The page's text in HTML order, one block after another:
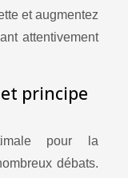
et augmentez
attentivement
principe
pour la
débats.